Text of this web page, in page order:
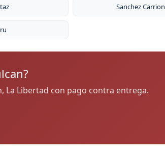
Sanchez Carrion
La Libertad con pago contra entrega.